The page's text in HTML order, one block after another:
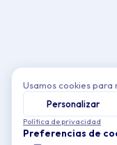
Usamos cookies para
Personalizar
Política de privacidad
Preferencias de